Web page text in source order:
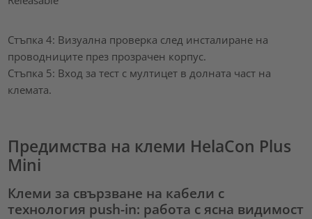
Стъпка 4: Визуална проверка след инсталиране на
проводниците през прозрачен корпус.
Стъпка 5: Вход за тест с мултицет в долната част на
клемата.
Предимства на клеми HelaCon Plus
Mini
Клеми за свързване на кабели с
технология push-in: работа с ясна видимост